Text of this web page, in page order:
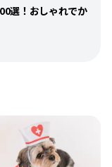
選！おしゃれでか